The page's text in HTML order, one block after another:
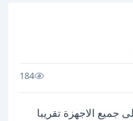
184
جميع الاجهزة تقريبا